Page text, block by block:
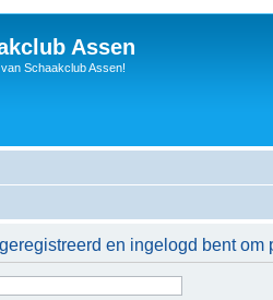
Assen
Schaakclub Assen!
en ingelogd bent om